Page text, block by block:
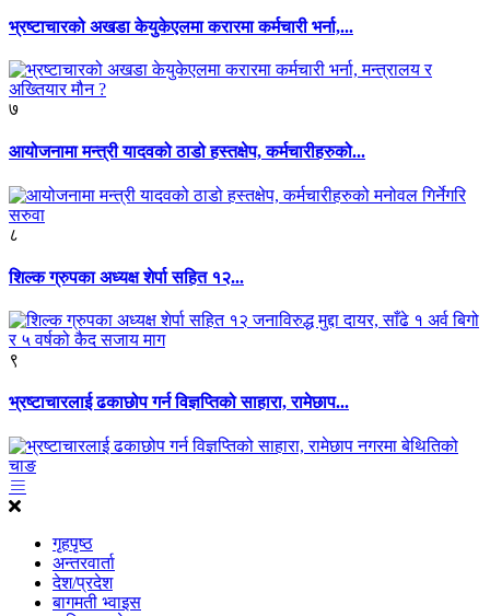
भ्रष्टाचारको अखडा केयुकेएलमा करारमा कर्मचारी भर्ना,...
७
आयोजनामा मन्त्री यादवको ठाडो हस्तक्षेप, कर्मचारीहरुको...
८
शिल्क ग्रुपका अध्यक्ष शेर्पा सहित १२...
९
भ्रष्टाचारलाई ढकाछोप गर्न विज्ञप्तिको साहारा, रामेछाप...
गृहपृष्ठ
अन्तरवार्ता
देश/प्रदेश
बागमती भ्वाइस